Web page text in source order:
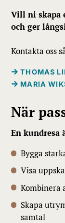
Vill ni skapa
och ger
Kontakta oss
THOMAS
MARIA
När
En
Bygga
Visa
Kombinera
Skapa
samtal